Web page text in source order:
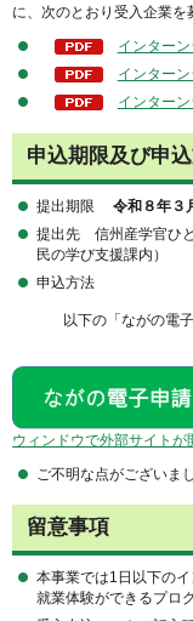
に、次のとおり受入企業を
インター
インター
インター
申込期限及び申
提出期限 令和８年３
提出先 信州産学官ひ
民の学び支援課内）
申込方法
以下の「ながの電
ウィンドウで外部サイトが
ご不明な点がございま
留意事項
本事業では1日以下の
就業体験ができるプロ